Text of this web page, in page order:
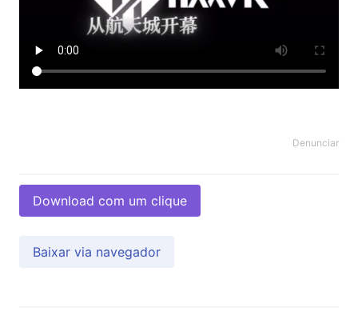
Denunciar
Download com um clique
Baixar via navegador